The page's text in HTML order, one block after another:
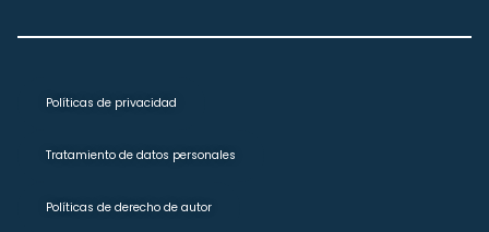
Políticas de privacidad
Tratamiento de datos personales
Políticas de derecho de autor